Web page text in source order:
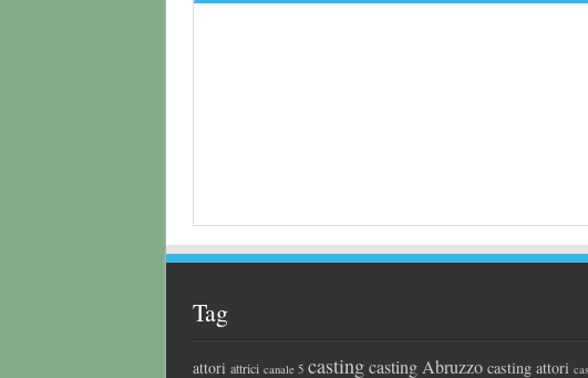
Tag
attori attrici canale 5 casting casting Abruzzo casting attori